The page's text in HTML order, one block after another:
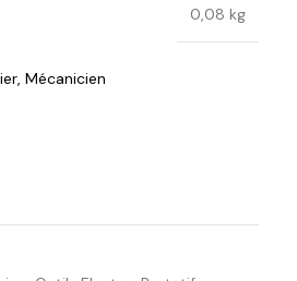
0,08 kg
, Mécanicien